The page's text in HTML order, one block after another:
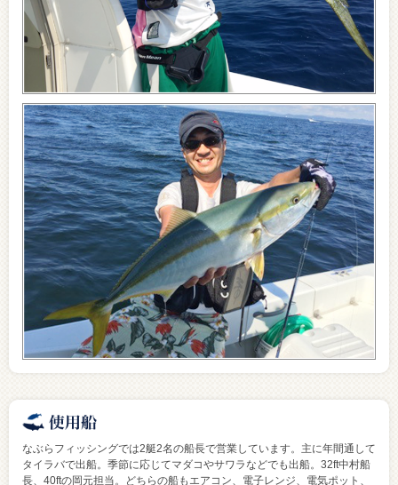
なぶらフィッシングでは2艇2名の船長で営業しています。主に年間通して
タイラバで出船。季節に応じてマダコやサワラなどでも出船。32ft中村船
長、40ftの岡元担当。どちらの船もエアコン、電子レンジ、電気ポット、